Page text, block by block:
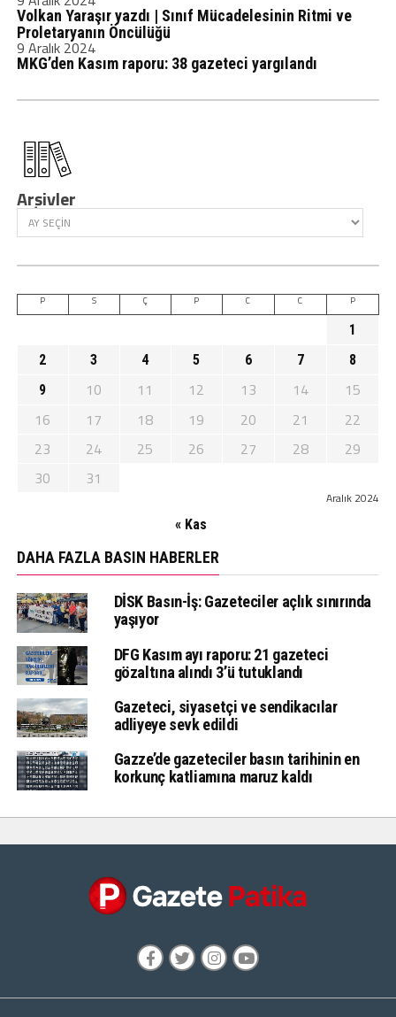
Volkan Yaraşır yazdı | Sınıf Mücadelesinin Ritmi ve
Proletaryanın Öncülüğü
9 Aralık 2024
MKG’den Kasım raporu: 38 gazeteci yargılandı
Arşivler
Aralık 2024
P S Ç P C C P
1
2
3 4 5 6 7
8
9
10 11 12 13 14
15
16
17 18 19 20 21
22
23
24 25 26 27 28
29
30
31
« Kas
DAHA FAZLA BASIN HABERLER
DİSK Basın-İş: Gazeteciler açlık sınırında
yaşıyor
DFG Kasım ayı raporu: 21 gazeteci
gözaltına alındı 3’ü tutuklandı
Gazeteci, siyasetçi ve sendikacılar
adliyeye sevk edildi
Gazze’de gazeteciler basın tarihinin en
korkunç katliamına maruz kaldı